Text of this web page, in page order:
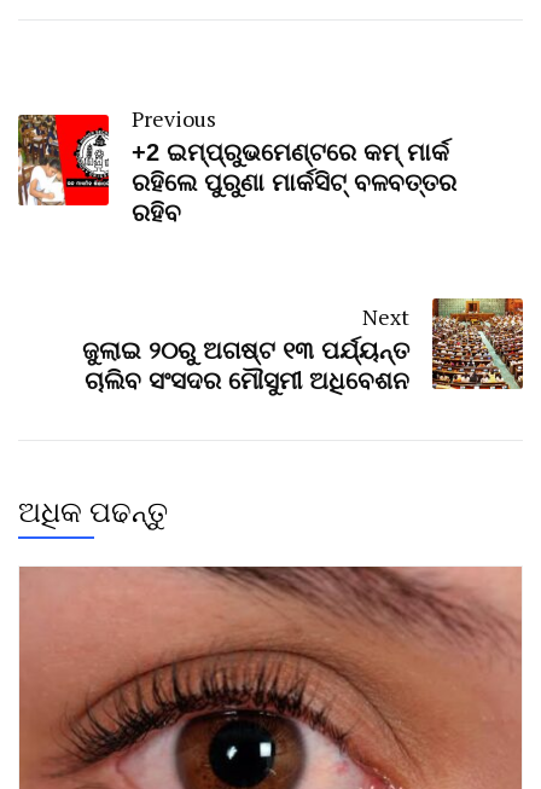
Previous
+2 ଇମ୍ପ୍ରୁଭମେଣ୍ଟରେ କମ୍ ମାର୍କ
ରହିଲେ ପୁରୁଣା ମାର୍କସିଟ୍ ବଳବତ୍ତର
ରହିବ
Next
ଜୁଲାଇ ୨୦ରୁ ଅଗଷ୍ଟ ୧୩ ପର୍ଯ୍ୟନ୍ତ
ଚାଲିବ ସଂସଦର ମୌସୁମୀ ଅଧିବେଶନ
ଅଧିକ ପଢନ୍ତୁ